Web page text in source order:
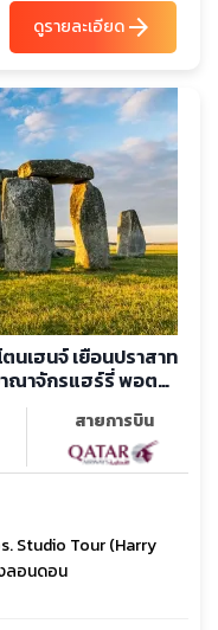
ดูรายละเอียดarrow_forward
เฮนจ์ เยือนปราสาท
ณาจักรแฮร์รี่ พอต
สายการบิน
Studio Tour (Harry
ลอนดอน